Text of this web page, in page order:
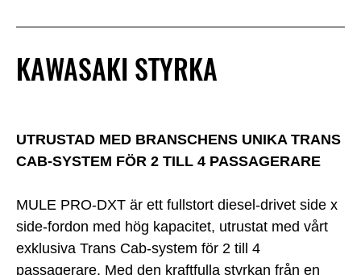
KAWASAKI STYRKA
UTRUSTAD MED BRANSCHENS UNIKA TRANS
CAB-SYSTEM FÖR 2 TILL 4 PASSAGERARE
MULE PRO-DXT är ett fullstort diesel-drivet side x
side-fordon med hög kapacitet, utrustat med vårt
exklusiva Trans Cab-system för 2 till 4
passagerare. Med den kraftfulla styrkan från en